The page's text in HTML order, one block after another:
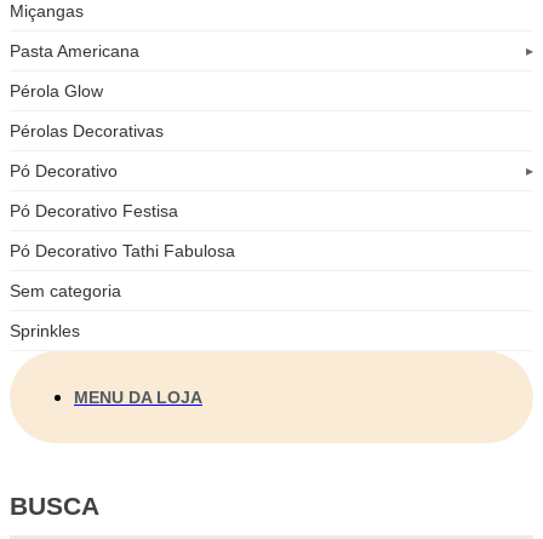
Miçangas
Pasta Americana
Pérola Glow
Pérolas Decorativas
Pó Decorativo
Pó Decorativo Festisa
Pó Decorativo Tathi Fabulosa
Sem categoria
Sprinkles
MENU DA LOJA
BUSCA